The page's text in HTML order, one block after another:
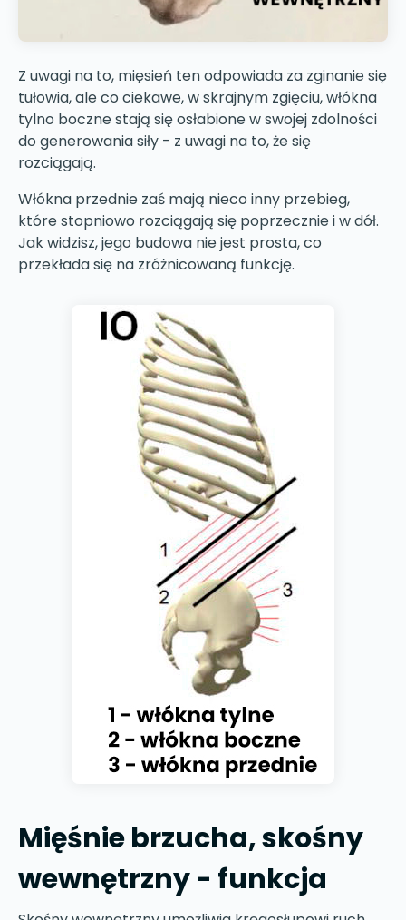
Z uwagi na to, mięsień ten odpowiada za zginanie się
tułowia, ale co ciekawe, w skrajnym zgięciu, włókna
tylno boczne stają się osłabione w swojej zdolności
do generowania siły - z uwagi na to, że się
rozciągają.
Włókna przednie zaś mają nieco inny przebieg,
które stopniowo rozciągają się poprzecznie i w dół.
Jak widzisz, jego budowa nie jest prosta, co
przekłada się na zróżnicowaną funkcję.
Mięśnie brzucha, skośny
wewnętrzny - funkcja